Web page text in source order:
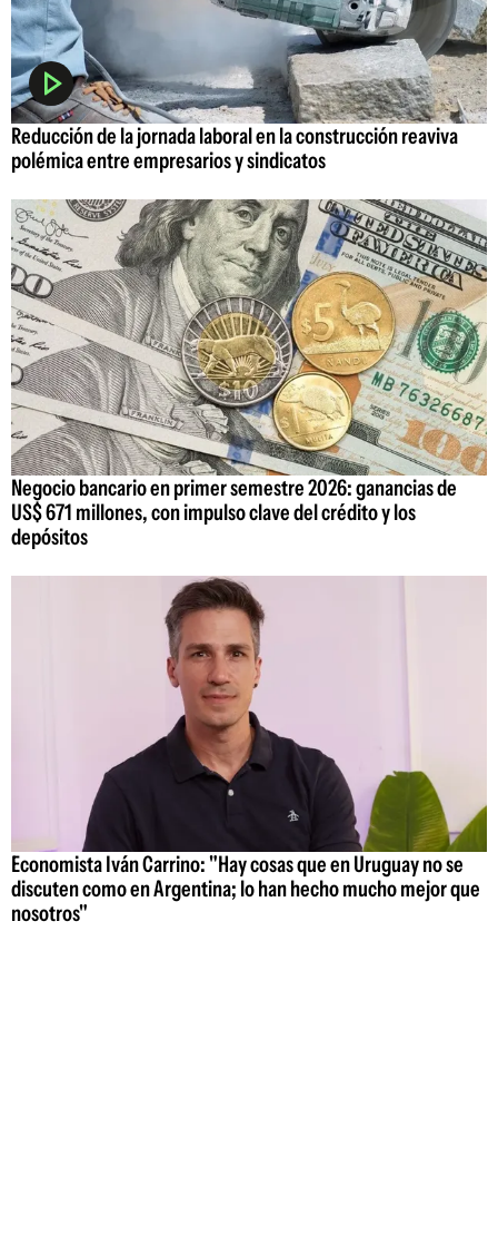
Reducción de la jornada laboral en la construcción reaviva
polémica entre empresarios y sindicatos
Negocio bancario en primer semestre 2026: ganancias de
US$ 671 millones, con impulso clave del crédito y los
depósitos
Economista Iván Carrino: "Hay cosas que en Uruguay no se
discuten como en Argentina; lo han hecho mucho mejor que
nosotros"